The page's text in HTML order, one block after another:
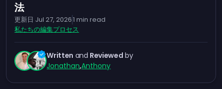
法
更新日 Jul 27, 20261 min read
私たちの編集プロセス
Written and Reviewed by
Jonathan,Anthony